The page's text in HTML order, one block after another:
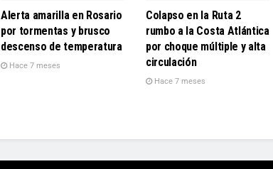
Alerta amarilla en Rosario
por tormentas y brusco
descenso de temperatura
Hace 7 meses
Colapso en la Ruta 2
rumbo a la Costa Atlántica
por choque múltiple y alta
circulación
Hace 7 meses